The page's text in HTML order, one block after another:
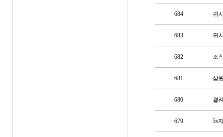
684 귀
683 귀
682 조
681 삼
680 결
679 5s